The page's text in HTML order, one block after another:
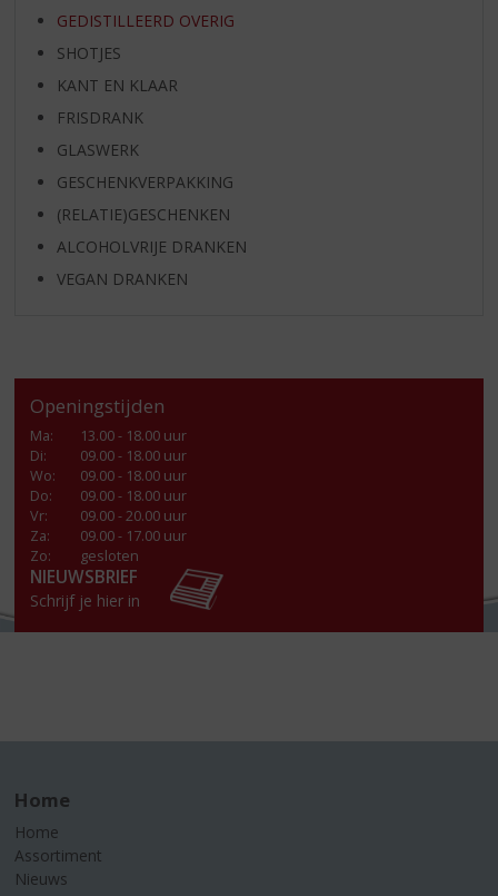
GEDISTILLEERD OVERIG
SHOTJES
KANT EN KLAAR
FRISDRANK
GLASWERK
GESCHENKVERPAKKING
(RELATIE)GESCHENKEN
ALCOHOLVRIJE DRANKEN
VEGAN DRANKEN
Openingstijden
Ma:
13.00 - 18.00 uur
Di:
09.00 - 18.00 uur
Wo:
09.00 - 18.00 uur
Do:
09.00 - 18.00 uur
Vr:
09.00 - 20.00 uur
Za:
09.00 - 17.00 uur
Zo:
gesloten
NIEUWSBRIEF
Schrijf je hier in
Home
Home
Assortiment
Nieuws